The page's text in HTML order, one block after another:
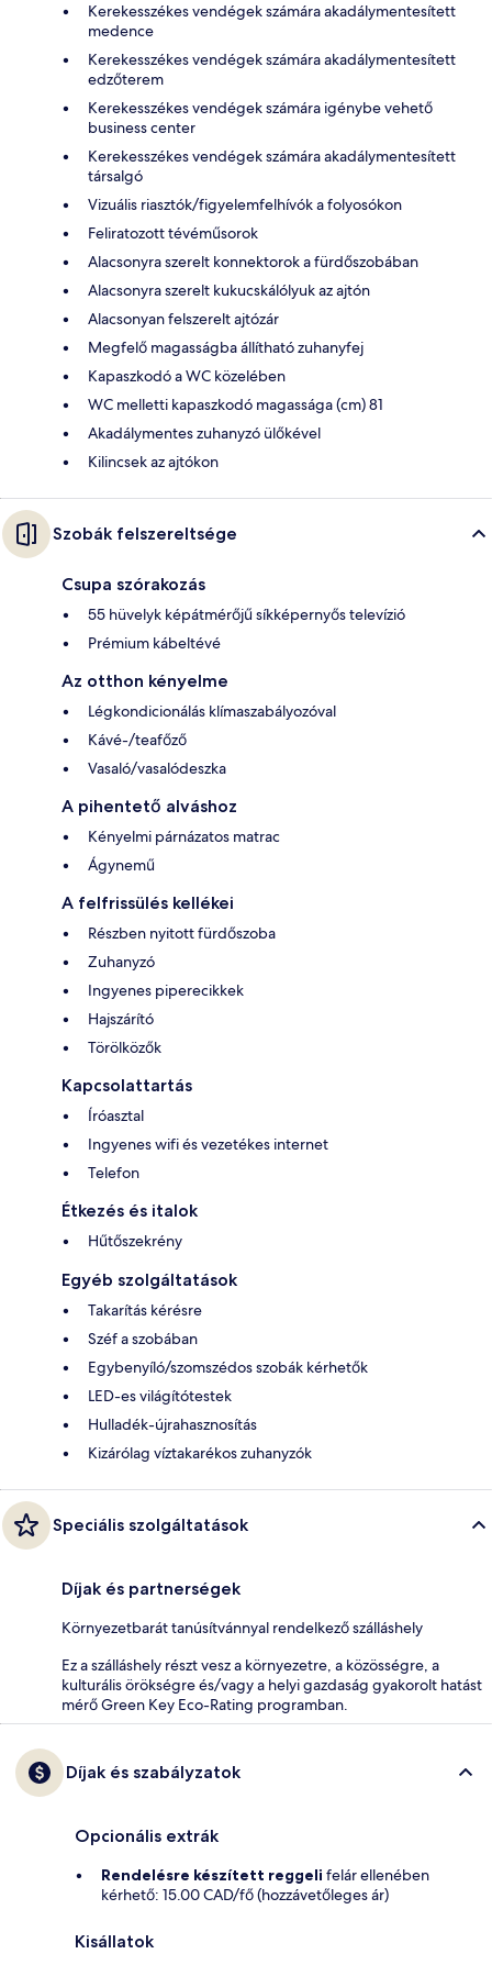
Kerekesszékes vendégek számára akadálymentesített
medence
Kerekesszékes vendégek számára akadálymentesített
edzőterem
Kerekesszékes vendégek számára igénybe vehető
business center
Kerekesszékes vendégek számára akadálymentesített
társalgó
Vizuális riasztók/figyelemfelhívók a folyosókon
Feliratozott tévéműsorok
Alacsonyra szerelt konnektorok a fürdőszobában
Alacsonyra szerelt kukucskálólyuk az ajtón
Alacsonyan felszerelt ajtózár
Megfelő magasságba állítható zuhanyfej
Kapaszkodó a WC közelében
WC melletti kapaszkodó magassága (cm) 81
Akadálymentes zuhanyzó ülőkével
Kilincsek az ajtókon
Szobák felszereltsége
Csupa szórakozás
55 hüvelyk képátmérőjű síkképernyős televízió
Prémium kábeltévé
Az otthon kényelme
Légkondicionálás klímaszabályozóval
Kávé-/teafőző
Vasaló/vasalódeszka
A pihentető alváshoz
Kényelmi párnázatos matrac
Ágynemű
A felfrissülés kellékei
Részben nyitott fürdőszoba
Zuhanyzó
Ingyenes piperecikkek
Hajszárító
Törölközők
Kapcsolattartás
Íróasztal
Ingyenes wifi és vezetékes internet
Telefon
Étkezés és italok
Hűtőszekrény
Egyéb szolgáltatások
Takarítás kérésre
Széf a szobában
Egybenyíló/szomszédos szobák kérhetők
LED-es világítótestek
Hulladék-újrahasznosítás
Kizárólag víztakarékos zuhanyzók
Speciális szolgáltatások
Díjak és partnerségek
Környezetbarát tanúsítvánnyal rendelkező szálláshely
Ez a szálláshely részt vesz a környezetre, a közösségre, a
kulturális örökségre és/vagy a helyi gazdaság gyakorolt hatást
mérő Green Key Eco-Rating programban.
Díjak és szabályzatok
Opcionális extrák
Rendelésre készített reggeli felár ellenében
kérhető: 15.00 CAD/fő (hozzávetőleges ár)
Kisállatok